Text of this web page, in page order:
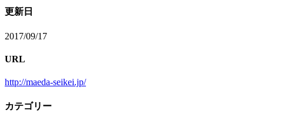
更新日
2017/09/17
URL
http://maeda-seikei.jp/
カテゴリー